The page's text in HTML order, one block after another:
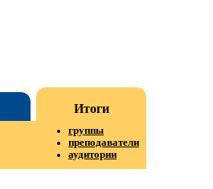
Итоги
группы
преподаватели
аудитории